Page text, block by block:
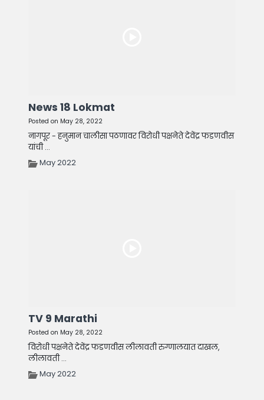
News 18 Lokmat
Posted on May 28, 2022
नागपूर - हनुमान चालीसा पठणावर विरोधी पक्षनेते देवेंद्र फडणवीस
यांची ...
May 2022
TV 9 Marathi
Posted on May 28, 2022
विरोधी पक्षनेते देवेंद्र फडणवीस लीलावती रुग्णालयात दाखल,
लीलावती ...
May 2022